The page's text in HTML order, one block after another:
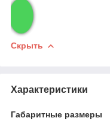
Скрыть
Характеристики
Габаритные размеры